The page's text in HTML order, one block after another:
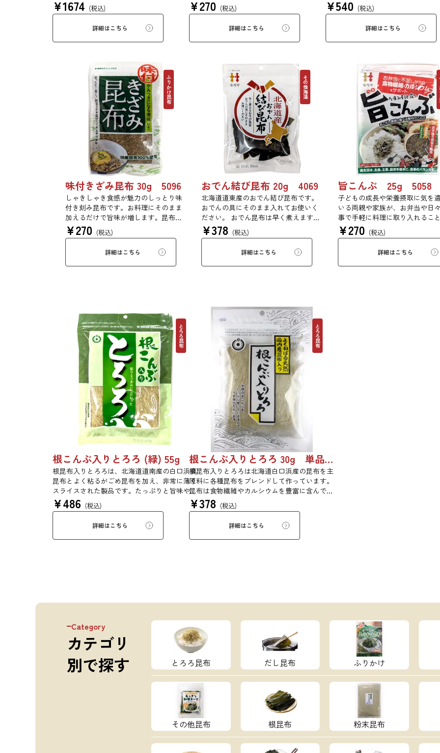
す。添加物、保存料は一切使用しておりませ
ん。（北海道産昆布100％を粉末状にしており
¥1674 (税込)
詳細はこちら
だけで一品が出来上がります。【第19回ファス
トフィッシュ選定商品】※本商品は酢を使用し
て昆布をやわらかく加工しておりますので、酢
の酸味が苦手な方はご注意してお召し上がりく
ださい。
¥270 (税込)
詳細はこちら
んでいるため、バランスのとれた食
にお使いいただけます。また、本商
ファストフィッシュ選定商品です。
¥540 (税込)
詳細はこちら
ふりかけ昆布
味付きざみ昆布 30g 5096
しゃきしゃき食感が魅力のしっとり味
付き刻み昆布です。お料理にそのまま
加えるだけで旨味が増します。昆布は
食物繊維やカルシウムを豊富に含んで
いるため、バランスのとれた食生活の
ためにお使いいただけます。白ごは
ん、納豆、豆腐、和え物など、様々な
お料理にお使いいただけます。
¥270 (税込)
詳細はこちら
その他海藻
おでん結び昆布 20g 4069
北海道道東産のおでん結び昆布です。
おでんの具にそのまま入れてお使いく
ださい。 おでん昆布は早く煮えますの
で、他の具より遅めに入れるとうまく
煮えます。
¥378 (税込)
詳細はこちら
旨こんぶ 25g 5058
子どもの成長や栄養摂取に気を
いる両親や家族が、お弁当や日
事で手軽に料理に取り入れるこ
きる味付き刻み昆布です。程良い
と旨味のバランスを追求しました
味を抑えながら、旨味を引き立て
「あごだし風味」で満足感を実現
した。
¥270 (税込)
詳細はこちら
とろろ昆布
根こんぶ入りとろろ (緑) 55g 単品 5袋セット 20袋セット 3054
根昆布入りとろろは、北海道道南産の白口浜真
昆布とよく粘るがごめ昆布を加え、非常に薄く
スライスされた製品です。たっぷりと旨味や粘
りがあり、昆布本来の風味を存分にご賞味いた
だけます。現代の食生活にぜひ一日一度、お好
みの量をお召し上がりください。
¥486 (税込)
詳細はこちら
とろろ昆布
根こんぶ入りとろろ 30g 単品 5袋セット 20袋セット 1877
根昆布入りとろろは北海道白口浜産の昆布を主
原料に各種昆布をブレンドして作っています。
昆布は食物繊維やカルシウムを豊富に含んでい
ます。薄くふんわりと削っており、ご飯やお吸
い物、うどんに入れて美味しく召し上がれま
す。お口の中でとろーり、つるっと広がる根昆
布入りとろろを是非ご賞味ください。
¥378 (税込)
詳細はこちら
Category
カテゴリ
別で探す
とろろ昆布 だし昆布 ふりかけ
その他昆布 根昆布 粉末昆布